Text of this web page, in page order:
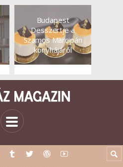
Budapest
Desszertje a
Szamos Marcipán
konyhájáról